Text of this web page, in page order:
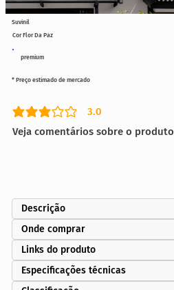
premium
Cor Flor Da Paz
3.0
classificação média é 3 de 5
Veja comentários sobre o produto
* Preço estimado de mercado
Suvinil
Descrição
Onde comprar
Links do produto
Especificações técnicas